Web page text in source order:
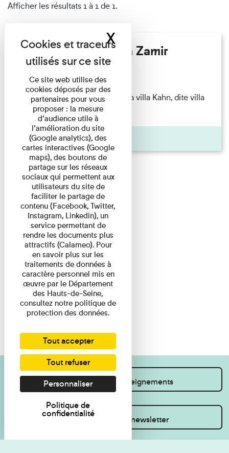
Afficher les résultats 1 à 1 de 1.
Hélène Gaudy - Villa Zamir
Lecture
couchant) [Angle nord-est de la villa Kahn, dite villa
Zamir et lumières du ...
Pages
Je souhaite des renseignements
Inscrivez-vous à la newsletter
Ce site web utilise des
cookies déposés par des
partenaires pour vous
proposer : la mesure
d’audience utile à
l’amélioration du site
(Google analytics), des
cartes interactives (Google
maps), des boutons de
partage sur les réseaux
sociaux qui permettent aux
utilisateurs du site de
faciliter le partage de
contenu (Facebook, Twitter,
Instagram, Linkedin), un
service permettant de
rendre les documents plus
attractifs (Calameo). Pour
en savoir plus sur les
traitements de données à
caractère personnel mis en
œuvre par le Département
des Hauts-de-Seine,
consultez notre politique de
protection des données.
Tout accepter
Tout refuser
Personnaliser
Politique de
confidentialité
XMasquer le